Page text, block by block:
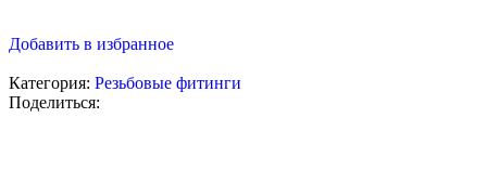
Добавить в избранное
Категория: Резьбовые фитинги
Поделиться: